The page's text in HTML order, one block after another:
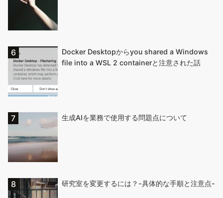
Docker Desktopからyou shared a Windows
file into a WSL 2 containerと注意された話
生成AIを業務で使用する問題点について
研究室を変更するには？-具体的な手順と注意点-